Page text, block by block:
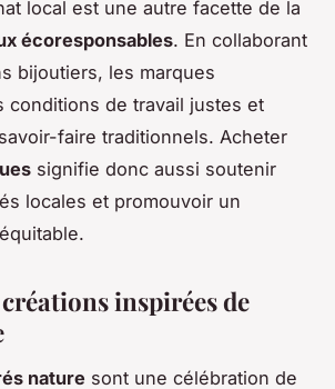
local est une autre facette de la
écoresponsables. En collaborant
bijoutiers, les marques
conditions de travail justes et
faire traditionnels. Acheter
signifie donc aussi soutenir
locales et promouvoir un
inspirées de
nature sont une célébration de